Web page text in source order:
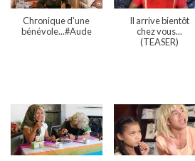
Chronique d'une
bénévole...#Aude
Il arrive bientôt
chez vous...
(TEASER)